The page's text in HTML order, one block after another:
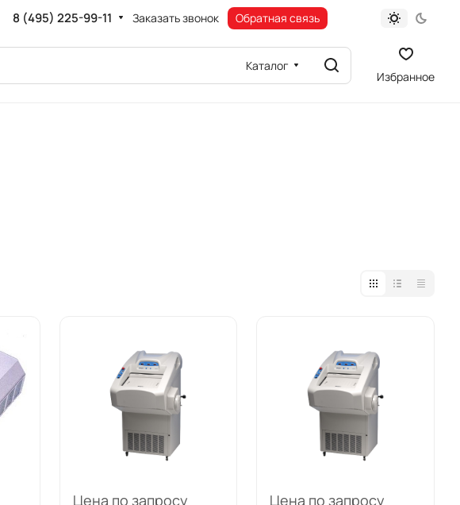
8 (495) 225-99-11 Заказать звонок Обратная связь
Каталог
Избранное
Цена по запросу Цена по запросу